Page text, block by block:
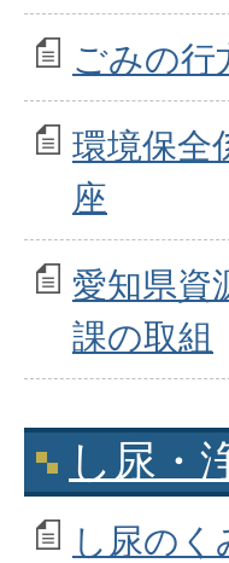
ごみの行
環境保全
座
愛知県資
課の取組
し尿・
し尿のく